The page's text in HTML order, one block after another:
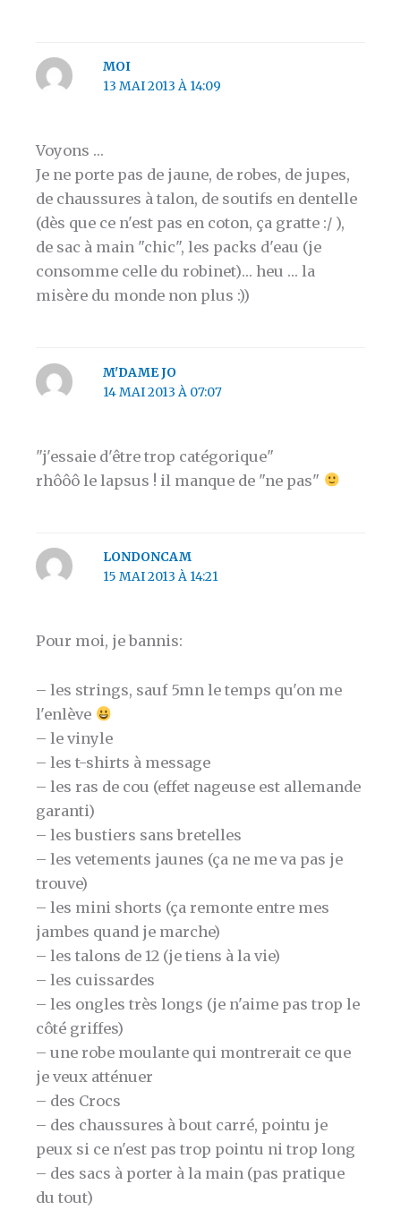
MOI
13 MAI 2013 À 14:09
Voyons …
Je ne porte pas de jaune, de robes, de jupes,
de chaussures à talon, de soutifs en dentelle
(dès que ce n'est pas en coton, ça gratte :/ ),
de sac à main "chic", les packs d'eau (je
consomme celle du robinet)… heu … la
misère du monde non plus :))
M'DAME JO
14 MAI 2013 À 07:07
"j'essaie d'être trop catégorique"
rhôôô le lapsus ! il manque de "ne pas"
LONDONCAM
15 MAI 2013 À 14:21
Pour moi, je bannis:
– les strings, sauf 5mn le temps qu'on me
l'enlève
– le vinyle
– les t-shirts à message
– les ras de cou (effet nageuse est allemande
garanti)
– les bustiers sans bretelles
– les vetements jaunes (ça ne me va pas je
trouve)
– les mini shorts (ça remonte entre mes
jambes quand je marche)
– les talons de 12 (je tiens à la vie)
– les cuissardes
– les ongles très longs (je n'aime pas trop le
côté griffes)
– une robe moulante qui montrerait ce que
je veux atténuer
– des Crocs
– des chaussures à bout carré, pointu je
peux si ce n'est pas trop pointu ni trop long
– des sacs à porter à la main (pas pratique
du tout)